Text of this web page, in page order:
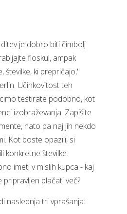
je dobro biti čimbolj
floskul, ampak
številke, ki prepričajo,"
Učinkovitost teh
testirate podobno, kot
izobraževanja. Zapišite
nato pa naj jih nekdo
Kot boste opazili, si
konkretne številke.
imeti v mislih kupca - kaj
pripravljen plačati več?
naslednja tri vprašanja: